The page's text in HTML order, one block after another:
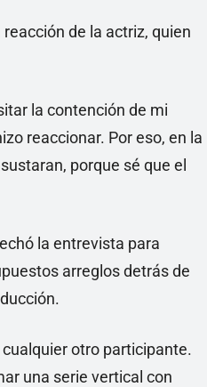
de la actriz, quien
la contención de mi
reaccionar. Por eso, en la
porque sé que el
la entrevista para
arreglos detrás de
otro participante.
una serie vertical con